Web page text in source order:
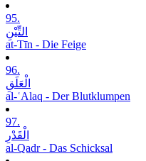
95.
التِّیْنِ
at-Tīn - Die Feige
96.
الْعَلَقِ
al-ʿAlaq - Der Blutklumpen
97.
الْقَدْرِ
al-Qadr - Das Schicksal